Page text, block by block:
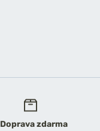
Doprava zdarma